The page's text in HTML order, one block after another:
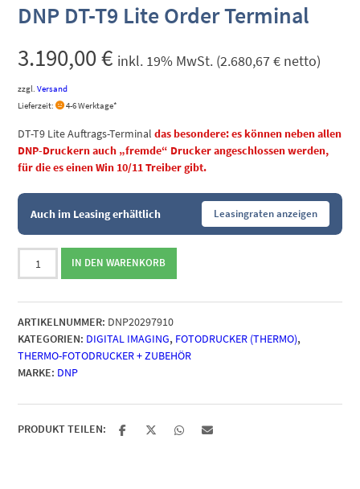
DNP DT-T9 Lite Order Terminal
3.190,00€ inkl. 19% MwSt. (2.680,67€ netto)
zzgl.Versand
Lieferzeit:
4-6 Werktage*
DT-T9 Lite Auftrags-Terminaldas besondere: es können neben allen
DNP-Druckern auch „fremde“ Drucker angeschlossen werden,
für die es einen Win 10/11 Treiber gibt.
Auch im Leasing erhältlich Leasingraten anzeigen
Lite
Order
Terminal
Menge
IN DEN WARENKORB
ARTIKELNUMMER: DNP20297910
KATEGORIEN: DIGITAL IMAGING, FOTODRUCKER (THERMO),
THERMO-FOTODRUCKER + ZUBEHÖR
MARKE: DNP
PRODUKT TEILEN: